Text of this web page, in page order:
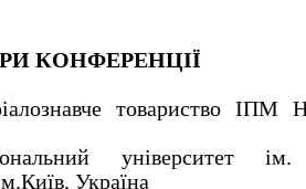
КОНФЕРЕНЦІЇ
товариство ІПМ
університет
Україна